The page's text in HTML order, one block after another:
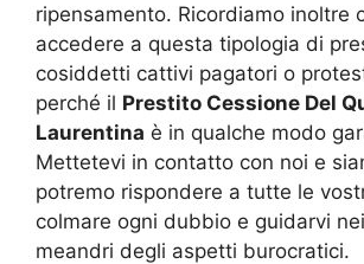
ripensamento. Ricordiamo inoltre
accedere a questa tipologia di
cosiddetti cattivi pagatori o
perché il Prestito Cessione Del
Laurentina è in qualche modo
Mettetevi in contatto con noi e
potremo rispondere a tutte le
colmare ogni dubbio e guidarvi
meandri degli aspetti burocratici.